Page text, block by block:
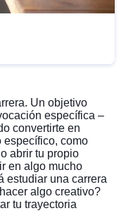
Un objetivo
específica –
convertirte en
específico, como
abrir tu propio
en algo mucho
estudiar una carrera
algo creativo?
tu trayectoria